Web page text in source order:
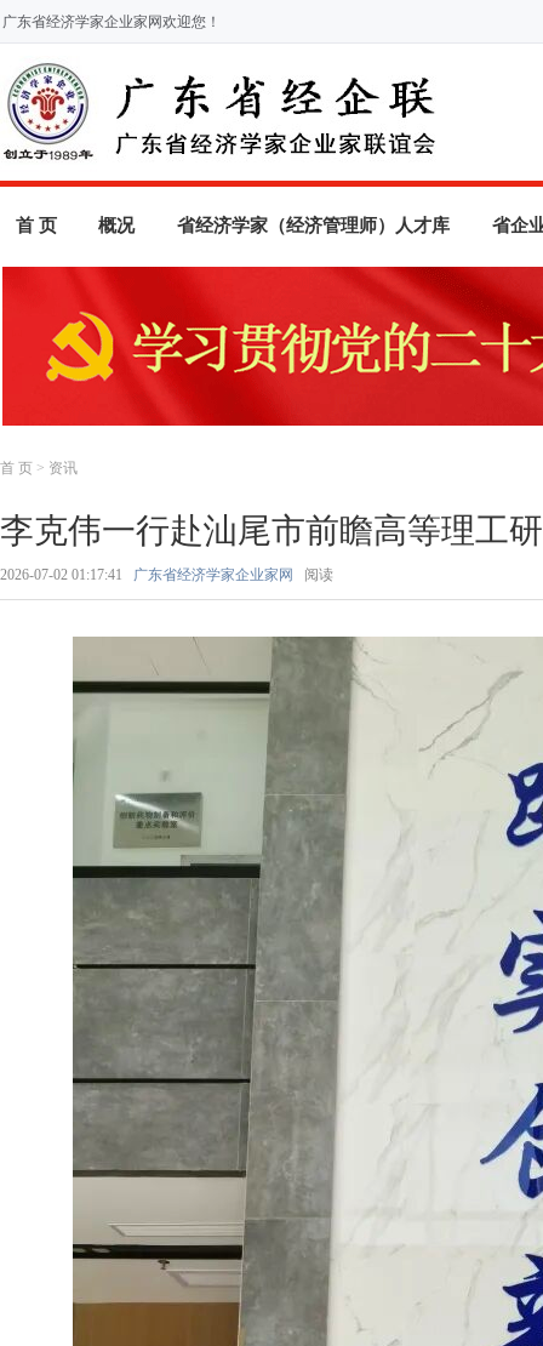
广东省经济学家企业家网欢迎您！
首 页 概况 省经济学家（经济管理师）人才库 省企
首 页 > 资讯
李克伟一行赴汕尾市前瞻高等理工
2026-07-02 01:17:41 广东省经济学家企业家网 阅读